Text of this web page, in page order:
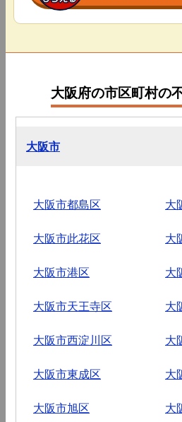
大阪府の市区町村の
大阪市
大阪市都島区 大
大阪市此花区 大
大阪市港区 大
大阪市天王寺区 大
大阪市西淀川区 大
大阪市東成区 大
大阪市旭区 大